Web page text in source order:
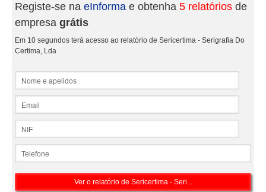
Registe-se na eInforma e obtenha 5 relatórios de
empresa grátis
Em 10 segundos terá acesso ao relatório de Sericertima - Serigrafia Do
Certima, Lda